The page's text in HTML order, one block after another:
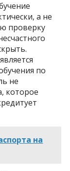
а не
проверку
по
не
которое
на